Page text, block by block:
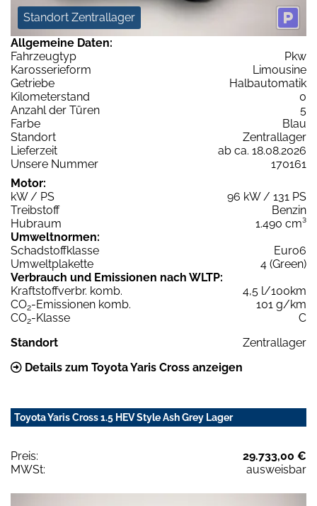
Standort Zentrallager
Allgemeine Daten:
Fahrzeugtyp
Pkw
Karosserieform
Limousine
Getriebe
Halbautomatik
Kilometerstand
0
Anzahl der Türen
5
Farbe
Blau
Standort
Zentrallager
Lieferzeit
ab ca. 18.08.2026
Unsere Nummer
170161
Motor:
kW / PS
96 kW / 131 PS
Treibstoff
Benzin
Hubraum
1.490 cm³
Umweltnormen:
Schadstoffklasse
Euro6
Umweltplakette
4 (Green)
Verbrauch und Emissionen nach WLTP:
Kraftstoffverbr. komb.
4,5 l/100km
CO2-Emissionen komb.
101 g/km
CO2-Klasse
C
Standort
Zentrallager
Details zum Toyota Yaris Cross anzeigen
Toyota Yaris Cross 1.5 HEV Style Ash Grey Lager
Preis:
29.733,00 €
MWSt:
ausweisbar